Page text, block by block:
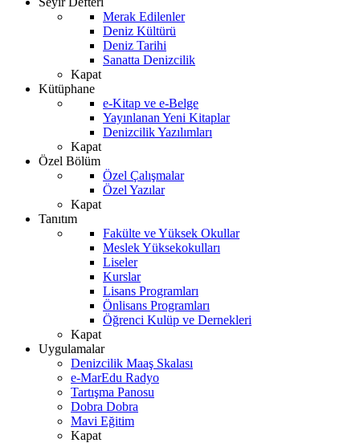
Merak Edilenler
Deniz Kültürü
Deniz Tarihi
Sanatta Denizcilik
Kapat
Kütüphane
e-Kitap ve e-Belge
Yayınlanan Yeni Kitaplar
Denizcilik Yazılımları
Kapat
Özel Bölüm
Özel Çalışmalar
Özel Yazılar
Kapat
Tanıtım
Fakülte ve Yüksek Okullar
Meslek Yüksekokulları
Liseler
Kurslar
Lisans Programları
Önlisans Programları
Öğrenci Kulüp ve Dernekleri
Kapat
Uygulamalar
Denizcilik Maaş Skalası
e-MarEdu Radyo
Tartışma Panosu
Dobra Dobra
Mavi Eğitim
Kapat